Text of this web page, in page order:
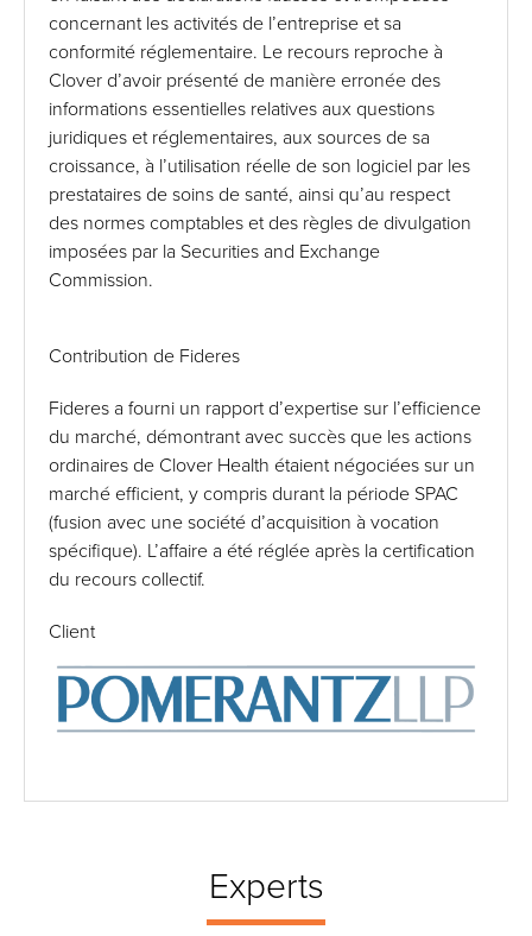
concernant les activités de l’entreprise et sa
conformité réglementaire. Le recours reproche à
Clover d’avoir présenté de manière erronée des
informations essentielles relatives aux questions
juridiques et réglementaires, aux sources de sa
croissance, à l’utilisation réelle de son logiciel par les
prestataires de soins de santé, ainsi qu’au respect
des normes comptables et des règles de divulgation
imposées par la Securities and Exchange
Commission.
Contribution de Fideres
Fideres a fourni un rapport d’expertise sur l’efficience
du marché, démontrant avec succès que les actions
ordinaires de Clover Health étaient négociées sur un
marché efficient, y compris durant la période SPAC
(fusion avec une société d’acquisition à vocation
spécifique). L’affaire a été réglée après la certification
du recours collectif.
Client
Experts